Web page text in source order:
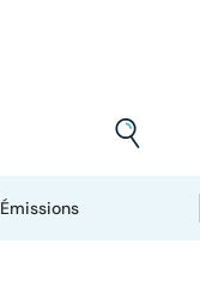
Émissions